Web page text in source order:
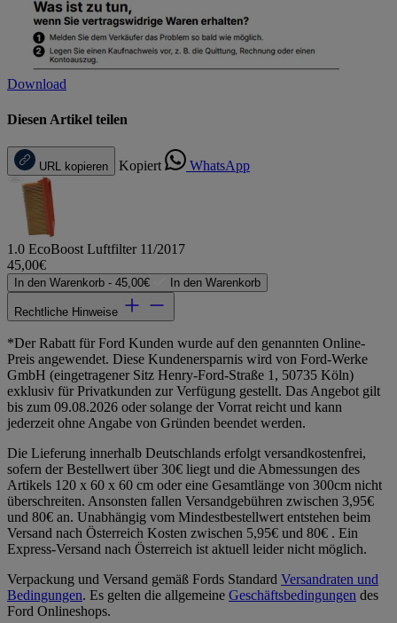
Download
Diesen Artikel teilen
URL kopieren Kopiert WhatsApp
1.0 EcoBoost Luftfilter 11/2017
45,00€
In den Warenkorb - 45,00€ In den Warenkorb
Rechtliche Hinweise
*Der Rabatt für Ford Kunden wurde auf den genannten Online-
Preis angewendet. Diese Kundenersparnis wird von Ford-Werke
GmbH (eingetragener Sitz Henry-Ford-Straße 1, 50735 Köln)
exklusiv für Privatkunden zur Verfügung gestellt. Das Angebot gilt
bis zum 09.08.2026 oder solange der Vorrat reicht und kann
jederzeit ohne Angabe von Gründen beendet werden.
Die Lieferung innerhalb Deutschlands erfolgt versandkostenfrei,
sofern der Bestellwert über 30€ liegt und die Abmessungen des
Artikels 120 x 60 x 60 cm oder eine Gesamtlänge von 300cm nicht
überschreiten. Ansonsten fallen Versandgebühren zwischen 3,95€
und 80€ an. Unabhängig vom Mindestbestellwert entstehen beim
Versand nach Österreich Kosten zwischen 5,95€ und 80€ . Ein
Express-Versand nach Österreich ist aktuell leider nicht möglich.
Verpackung und Versand gemäß Fords Standard Versandraten und
Bedingungen. Es gelten die allgemeine Geschäftsbedingungen des
Ford Onlineshops.